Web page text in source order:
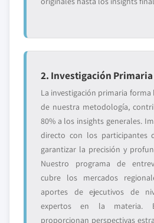
2. Investigación Primaria
La investigación primaria
de nuestra metodología,
80% a los insights generales.
directo con los participantes
garantizar la precisión y
Nuestro programa de
cubre los mercados
aportes de ejecutivos de
expertos en la materia.
proporcionan perspectivas